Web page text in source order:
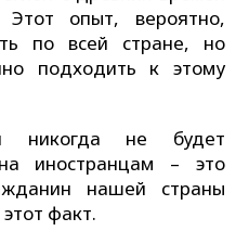
Этот опыт, вероятно,
по всей стране, но
подходить к этому
никогда не будет
иностранцам – это
нашей страны
факт.